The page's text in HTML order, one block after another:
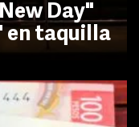
Day"
en taquilla